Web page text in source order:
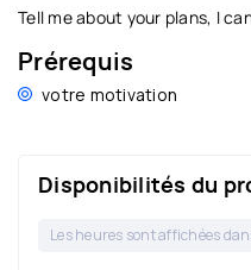
Tell me about your plans, I
Prérequis
votre motivation
Disponibilités du
Les heures sont affichées